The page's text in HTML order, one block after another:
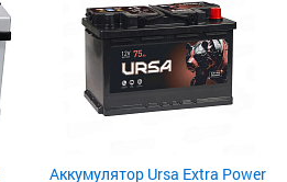
Аккумулятор Ursa Extra Power